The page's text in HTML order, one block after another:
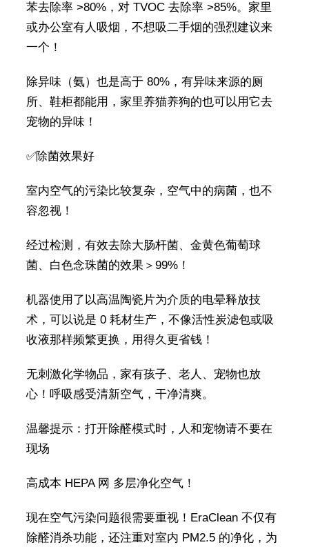
苯去除率 >80%，对 TVOC 去除率 >85%。家里
或办公室有人吸烟，不想吸二手烟的强烈建议来
一个！
除异味（氨）也是高于 80%，有异味来源的厕
所、鞋柜都能用，家里养猫养狗的也可以用它去
宠物的异味！
✅除菌效果好
室内空气的污染比较复杂，空气中的病菌，也不
容忽视！
经过检测，有效去除大肠杆菌、金黄色葡萄球
菌、白色念珠菌的效果＞99%！
机器使用了以高温陶瓷片为介质的电晕释放技
术，可以说是 0 耗材生产，不像活性炭滤包或吸
收液那样频繁更换，用得久更省钱！
无刺激化学物品，家有孩子、老人、宠物也放
心！呼吸感受清新空气，干净清爽。
温馨提示：打开除醛模式时，人和宠物请不要在
现场
高成本 HEPA 网 多层净化空气！
现在空气污染问题很需要重视！EraClean 不仅有
除醛消杀功能，还注重对室内 PM2.5 的净化，为